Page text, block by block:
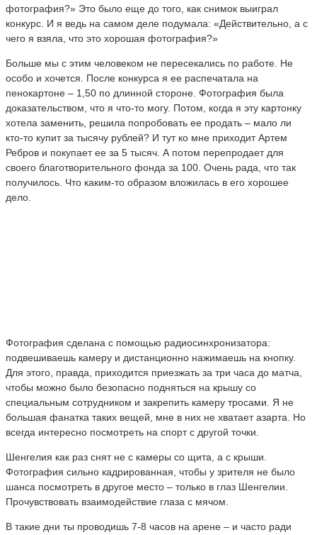
фотография?» Это было еще до того, как снимок выиграл
конкурс. И я ведь на самом деле подумала: «Действительно, а с
чего я взяла, что это хорошая фотография?»
Больше мы с этим человеком не пересекались по работе. Не
особо и хочется. После конкурса я ее распечатала на
пенокартоне – 1,50 по длинной стороне. Фотография была
доказательством, что я что-то могу. Потом, когда я эту картонку
хотела заменить, решила попробовать ее продать – мало ли
кто-то купит за тысячу рублей? И тут ко мне приходит Артем
Ребров и покупает ее за 5 тысяч. А потом перепродает для
своего благотворительного фонда за 100. Очень рада, что так
получилось. Что каким-то образом вложилась в его хорошее
дело.
Фотография сделана с помощью радиосинхронизатора:
подвешиваешь камеру и дистанционно нажимаешь на кнопку.
Для этого, правда, приходится приезжать за три часа до матча,
чтобы можно было безопасно подняться на крышу со
специальным сотрудником и закрепить камеру тросами. Я не
большая фанатка таких вещей, мне в них не хватает азарта. Но
всегда интересно посмотреть на спорт с другой точки.
Шенгелия как раз снят не с камеры со щита, а с крыши.
Фотография сильно кадрированная, чтобы у зрителя не было
шанса посмотреть в другое место – только в глаз Шенгелии.
Прочувствовать взаимодействие глаза с мячом.
В такие дни ты проводишь 7-8 часов на арене – и часто ради